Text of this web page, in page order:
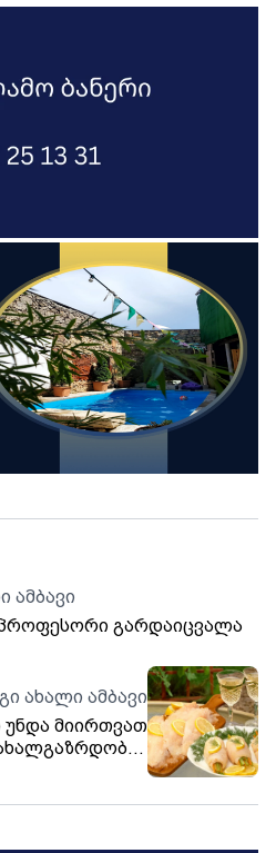
ამბავი
გარდაიცვალა
ახალი ამბავი
მიირთვათ